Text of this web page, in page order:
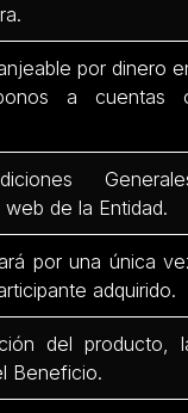
por dinero
a cuentas
de la Entidad.
por una única
adquirido.
del producto,
Beneficio.